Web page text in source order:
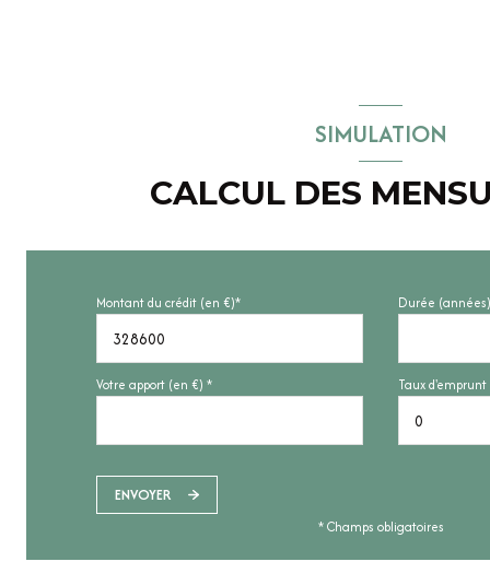
SIMULATION
CALCUL DES
Montant du crédit (en €)* Durée
Votre apport (en €) * Taux d'emprunt
ENVOYER
* Champs obligatoires